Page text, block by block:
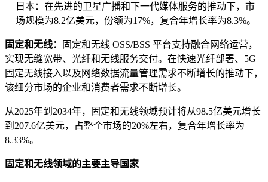
日本：在先进的卫星广播和下一代媒体服务的推动下，市
场规模为8.2亿美元，份额为17%，复合年增长率为8.3%。
固定和无线：
固定和无线 OSS/BSS 平台支持融合网络运营，
实现无缝宽带、光纤和无线服务交付。在快速光纤部署、5G
固定无线接入以及网络数据流量管理需求不断增长的推动下，
该细分市场的企业和消费者需求不断增长。
从2025年到2034年，固定和无线领域预计将从98.5亿美元增长
到207.6亿美元，占整个市场的20%左右，复合年增长率为
8.33%。
固定和无线领域的主要主导国家